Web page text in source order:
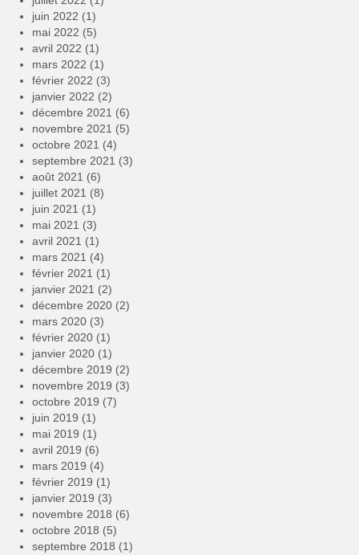
juin 2022 (1)
mai 2022 (5)
avril 2022 (1)
mars 2022 (1)
février 2022 (3)
janvier 2022 (2)
décembre 2021 (6)
novembre 2021 (5)
octobre 2021 (4)
septembre 2021 (3)
août 2021 (6)
juillet 2021 (8)
juin 2021 (1)
mai 2021 (3)
avril 2021 (1)
mars 2021 (4)
février 2021 (1)
janvier 2021 (2)
décembre 2020 (2)
mars 2020 (3)
février 2020 (1)
janvier 2020 (1)
décembre 2019 (2)
novembre 2019 (3)
octobre 2019 (7)
juin 2019 (1)
mai 2019 (1)
avril 2019 (6)
mars 2019 (4)
février 2019 (1)
janvier 2019 (3)
novembre 2018 (6)
octobre 2018 (5)
septembre 2018 (1)